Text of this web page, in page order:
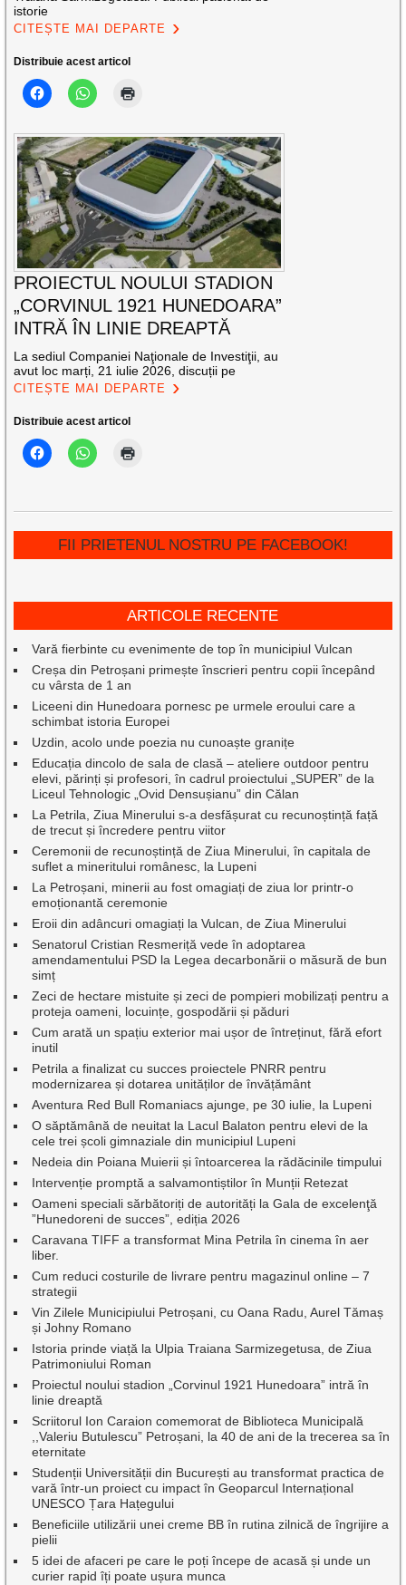
istorie
CITEȘTE MAI DEPARTE
Distribuie acest articol
PROIECTUL NOULUI STADION
„CORVINUL 1921 HUNEDOARA”
INTRĂ ÎN LINIE DREAPTĂ
La sediul Companiei Naţionale de Investiţii, au
avut loc marți, 21 iulie 2026, discuții pe
CITEȘTE MAI DEPARTE
Distribuie acest articol
FII PRIETENUL NOSTRU PE FACEBOOK!
ARTICOLE RECENTE
Vară fierbinte cu evenimente de top în municipiul Vulcan
Creșa din Petroșani primește înscrieri pentru copii începând
cu vârsta de 1 an
Liceeni din Hunedoara pornesc pe urmele eroului care a
schimbat istoria Europei
Uzdin, acolo unde poezia nu cunoaște granițe
Educația dincolo de sala de clasă – ateliere outdoor pentru
elevi, părinți și profesori, în cadrul proiectului „SUPER” de la
Liceul Tehnologic „Ovid Densușianu” din Călan
La Petrila, Ziua Minerului s-a desfășurat cu recunoștință față
de trecut și încredere pentru viitor
Ceremonii de recunoștință de Ziua Minerului, în capitala de
suflet a mineritului românesc, la Lupeni
La Petroșani, minerii au fost omagiați de ziua lor printr-o
emoționantă ceremonie
Eroii din adâncuri omagiați la Vulcan, de Ziua Minerului
Senatorul Cristian Resmeriță vede în adoptarea
amendamentului PSD la Legea decarbonării o măsură de bun
simț
Zeci de hectare mistuite și zeci de pompieri mobilizați pentru a
proteja oameni, locuințe, gospodării și păduri
Cum arată un spațiu exterior mai ușor de întreținut, fără efort
inutil
Petrila a finalizat cu succes proiectele PNRR pentru
modernizarea și dotarea unităților de învățământ
Aventura Red Bull Romaniacs ajunge, pe 30 iulie, la Lupeni
O săptămână de neuitat la Lacul Balaton pentru elevi de la
cele trei școli gimnaziale din municipiul Lupeni
Nedeia din Poiana Muierii și întoarcerea la rădăcinile timpului
Intervenție promptă a salvamontiștilor în Munții Retezat
Oameni speciali sărbătoriți de autorități la Gala de excelenţă
”Hunedoreni de succes”, ediția 2026
Caravana TIFF a transformat Mina Petrila în cinema în aer
liber.
Cum reduci costurile de livrare pentru magazinul online – 7
strategii
Vin Zilele Municipiului Petroșani, cu Oana Radu, Aurel Tămaș
și Johny Romano
Istoria prinde viață la Ulpia Traiana Sarmizegetusa, de Ziua
Patrimoniului Roman
Proiectul noului stadion „Corvinul 1921 Hunedoara” intră în
linie dreaptă
Scriitorul Ion Caraion comemorat de Biblioteca Municipală
,,Valeriu Butulescu” Petroșani, la 40 de ani de la trecerea sa în
eternitate
Studenții Universității din București au transformat practica de
vară într-un proiect cu impact în Geoparcul Internațional
UNESCO Țara Hațegului
Beneficiile utilizării unei creme BB în rutina zilnică de îngrijire a
pielii
5 idei de afaceri pe care le poți începe de acasă și unde un
curier rapid îți poate ușura munca